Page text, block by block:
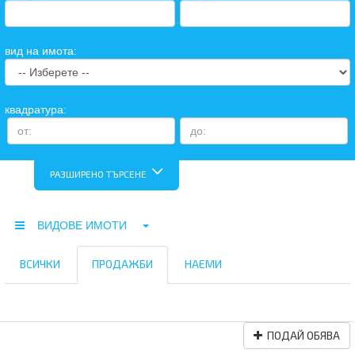
вид на имота:
квадратура:
РАЗШИРЕНО ТЪРСЕНЕ
ВИДОВЕ ИМОТИ
ВСИЧКИ ПРОДАЖБИ НАЕМИ
ПОДАЙ ОБЯВА